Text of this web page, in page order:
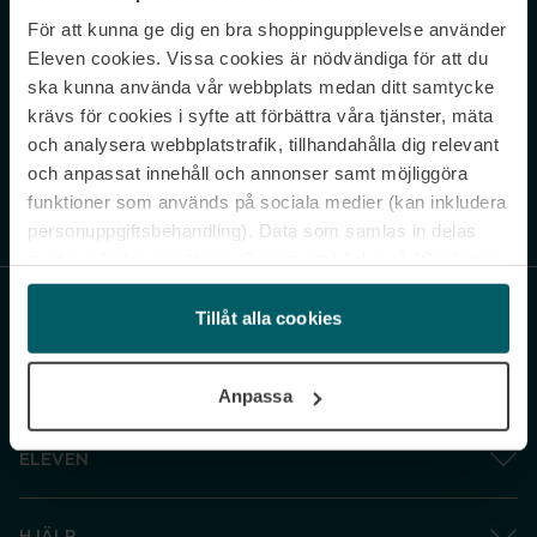
För att kunna ge dig en bra shoppingupplevelse använder
Eleven cookies. Vissa cookies är nödvändiga för att du
ska kunna använda vår webbplats medan ditt samtycke
krävs för cookies i syfte att förbättra våra tjänster, mäta
och analysera webbplatstrafik, tillhandahålla dig relevant
och anpassat innehåll och annonser samt möjliggöra
funktioner som används på sociala medier (kan inkludera
personuppgiftsbehandling). Data som samlas in delas
och gå vidare” accepterar du samtliga cookies medan du
under ”Inställningar” kan anpassa användningen av
cookies. Du kan återkalla ditt samtycke när som helst.
Tillåt alla cookies
Anpassa
Never miss a beat.
Sign up to our newsletter.
Genom att prenumerera accepterar du vår Integritetspolicy. Avprenumerera
ELEVEN